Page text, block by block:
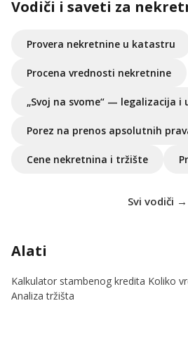
Vodiči i saveti za
Provera nekretnine u katastru
Procena vrednosti nekretnine
„Svoj na svome“ — legalizacija i
Porez na prenos apsolutnih
Cene nekretnina i tržište
Svi vodiči →
Alati
Kalkulator stambenog kredita Koliko
Analiza tržišta